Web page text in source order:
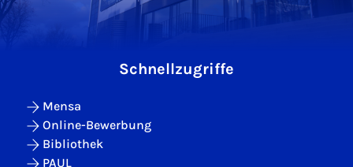
Schnellzugriffe
Mensa
Online-Bewerbung
Bibliothek
PAUL